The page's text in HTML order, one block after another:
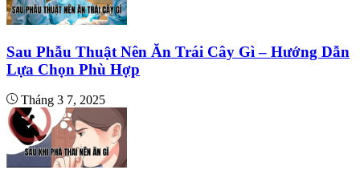
Sau Phẫu Thuật Nên Ăn Trái Cây Gì – Hướng Dẫn
Lựa Chọn Phù Hợp
Tháng 3 7, 2025